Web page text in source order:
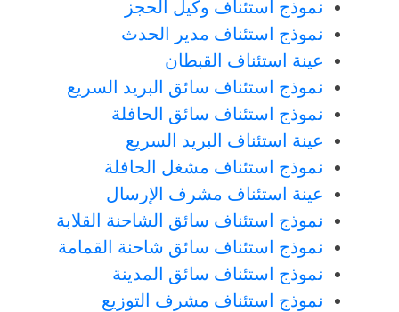
نموذج استئناف وكيل الحجز
نموذج استئناف مدير الحدث
عينة استئناف القبطان
نموذج استئناف سائق البريد السريع
نموذج استئناف سائق الحافلة
عينة استئناف البريد السريع
نموذج استئناف مشغل الحافلة
عينة استئناف مشرف الإرسال
نموذج استئناف سائق الشاحنة القلابة
نموذج استئناف سائق شاحنة القمامة
نموذج استئناف سائق المدينة
نموذج استئناف مشرف التوزيع